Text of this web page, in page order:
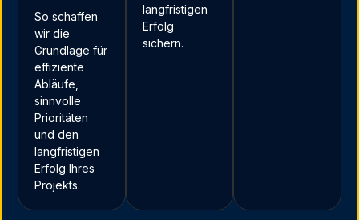
So schaffen
wir die
Grundlage für
effiziente
Abläufe,
sinnvolle
Prioritäten
und den
langfristigen
Erfolg Ihres
Projekts.
langfristigen
Erfolg
sichern.